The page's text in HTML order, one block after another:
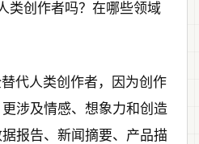
类创作者吗？在哪些领域
代人类创作者，因为创作
涉及情感、想象力和创造
报告、新闻摘要、产品描